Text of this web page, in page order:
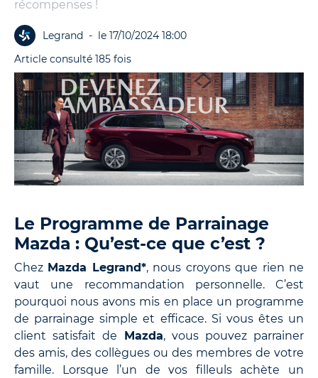
récompenses !
Legrand - le 17/10/2024 18:00
Article consulté 185 fois
Le Programme de Parrainage
Mazda : Qu’est-ce que c’est ?
Chez Mazda Legrand*, nous croyons que rien ne
vaut une recommandation personnelle. C’est
pourquoi nous avons mis en place un programme
de parrainage simple et efficace. Si vous êtes un
client satisfait de
Mazda, vous pouvez parrainer
des amis, des collègues ou des membres de votre
famille. Lorsque l’un de vos filleuls achète un